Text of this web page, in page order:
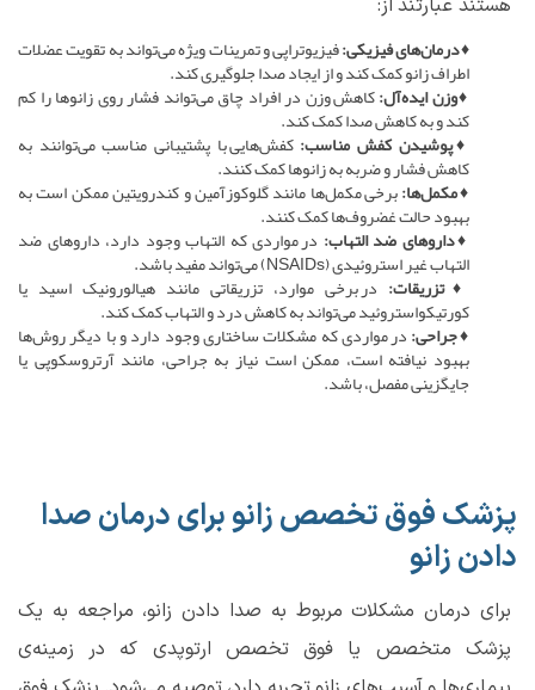
هستند عبارتند از:
♦درمان‌های فیزیکی:فیزیوتراپی و تمرینات ویژه می‌تواند به تقویت عضلات
اطراف زانو کمک کند و از ایجاد صدا جلوگیری کند.
♦وزن ایده‌آل:کاهش وزن در افراد چاق می‌تواند فشار روی زانوها را کم
کند و به کاهش صدا کمک کند.
♦پوشیدن کفش مناسب:کفش‌هایی با پشتیبانی مناسب می‌توانند به
کاهش فشار و ضربه به زانوها کمک کنند.
♦مکمل‌ها:برخی مکمل‌ها مانند گلوکوزآمین و کندرویتین ممکن است به
بهبود حالت غضروف‌ها کمک کنند.
♦داروهای ضد التهاب: در مواردی که التهاب وجود دارد، داروهای ضد
التهاب غیر استروئیدی (NSAIDs) می‌تواند مفید باشد.
♦تزریقات: در برخی موارد، تزریقاتی مانند هیالورونیک اسید یا
کورتیکواستروئید می‌تواند به کاهش درد و التهاب کمک کند.
♦جراحی:در مواردی که مشکلات ساختاری وجود دارد و با دیگر روش‌ها
بهبود نیافته است، ممکن است نیاز به جراحی، مانند آرتروسکوپی یا
جایگزینی مفصل، باشد.
پزشک فوق تخصص زانو برای درمان صدا
دادن زانو
برای درمان مشکلات مربوط به صدا دادن زانو، مراجعه به یک
پزشک متخصص یا فوق تخصص ارتوپدی که در زمینه‌ی